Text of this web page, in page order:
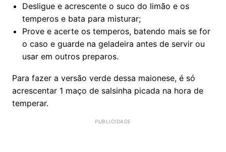
Desligue e acrescente o suco do limão e os
temperos e bata para misturar;
Prove e acerte os temperos, batendo mais se for
o caso e guarde na geladeira antes de servir ou
usar em outros preparos.
Para fazer a versão verde dessa maionese, é só
acrescentar 1 maço de salsinha picada na hora de
temperar.